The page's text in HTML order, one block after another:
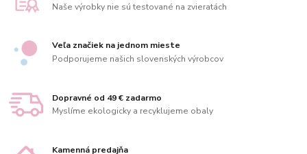
Naše výrobky nie sú testované na zvieratách
Veľa značiek na jednom mieste
Podporujeme našich slovenských výrobcov
Dopravné od 49 € zadarmo
Myslíme ekologicky a recyklujeme obaly
Kamenná predajňa